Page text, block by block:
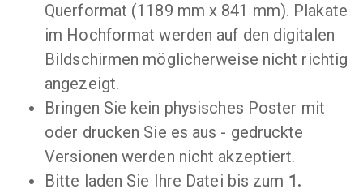
Querformat (1189 mm x 841 mm). Plakate
im Hochformat werden auf den digitalen
Bildschirmen möglicherweise nicht richtig
angezeigt.
Bringen Sie kein physisches Poster mit
oder drucken Sie es aus - gedruckte
Versionen werden nicht akzeptiert.
Bitte laden Sie Ihre Datei bis zum 1.